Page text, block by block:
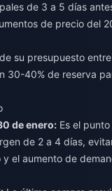
de 3 a 5 días
de precio del
su presupuesto
30-40% de reserva
de enero: Es el
de 2 a 4 días,
el aumento de